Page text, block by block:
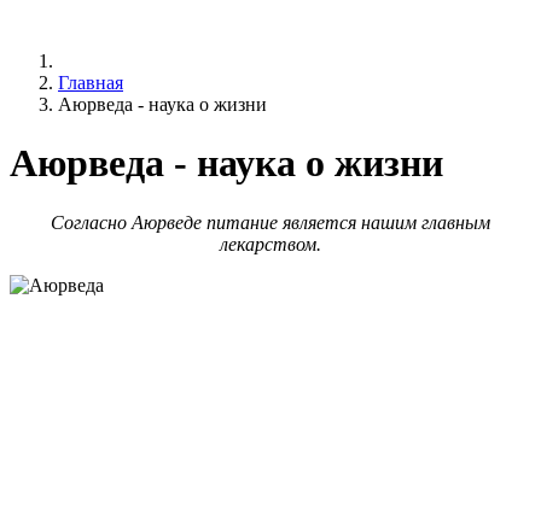
Главная
Аюрведа - наука о жизни
Аюрведа - наука о жизни
Согласно Аюрведе питание является нашим главным
лекарством.